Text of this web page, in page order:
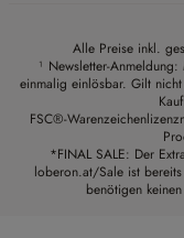
Alle Preise inkl.
¹ Newsletter-
einmalig einlösbar. Gilt
FSC®-
*FINAL SALE: Der
loberon.at/Sale ist
benötigen